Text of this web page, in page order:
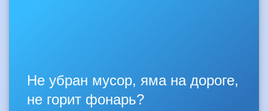
Не убран мусор, яма на дороге,
не горит фонарь?